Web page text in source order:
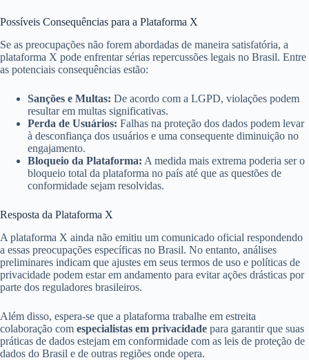
Possíveis Consequências para a Plataforma X
Se as preocupações não forem abordadas de maneira satisfatória, a
plataforma X pode enfrentar sérias repercussões legais no Brasil. Entre
as potenciais consequências estão:
Sanções e Multas: De acordo com a LGPD, violações podem
resultar em multas significativas.
Perda de Usuários: Falhas na proteção dos dados podem levar
à desconfiança dos usuários e uma consequente diminuição no
engajamento.
Bloqueio da Plataforma: A medida mais extrema poderia ser o
bloqueio total da plataforma no país até que as questões de
conformidade sejam resolvidas.
Resposta da Plataforma X
A plataforma X ainda não emitiu um comunicado oficial respondendo
a essas preocupações específicas no Brasil. No entanto, análises
preliminares indicam que ajustes em seus termos de uso e políticas de
privacidade podem estar em andamento para evitar ações drásticas por
parte dos reguladores brasileiros.
Além disso, espera-se que a plataforma trabalhe em estreita
colaboração com especialistas em privacidade para garantir que suas
práticas de dados estejam em conformidade com as leis de proteção de
dados do Brasil e de outras regiões onde opera.